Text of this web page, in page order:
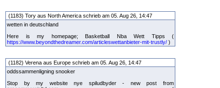
(1183) Tory aus North America schrieb am 05. Aug 26, 14:47
wetten in deutschland
Here is my homepage; Basketball Nba Wett Tipps (
https://www.beyondthedreamer.com/articleswettanbieter-mit-trustly/ )
(1182) Verena aus Europe schrieb am 05. Aug 26, 14:47
oddssammenligning snooker
Stop by my website nye spiludbyder - new post from